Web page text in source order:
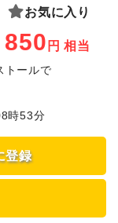
お気に入り
850 円 相当
トールで
時53分
登録